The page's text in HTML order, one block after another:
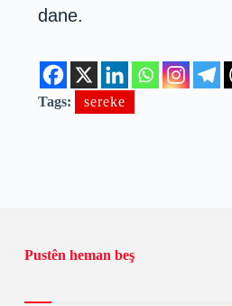
dane.
Tags: sereke
Pustên heman beş